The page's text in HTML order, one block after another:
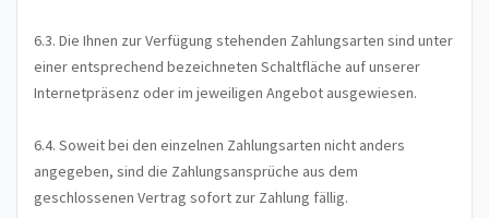
6.3. Die Ihnen zur Verfügung stehenden Zahlungsarten sind unter
einer entsprechend bezeichneten Schaltfläche auf unserer
Internetpräsenz oder im jeweiligen Angebot ausgewiesen.
6.4. Soweit bei den einzelnen Zahlungsarten nicht anders
angegeben, sind die Zahlungsansprüche aus dem
geschlossenen Vertrag sofort zur Zahlung fällig.